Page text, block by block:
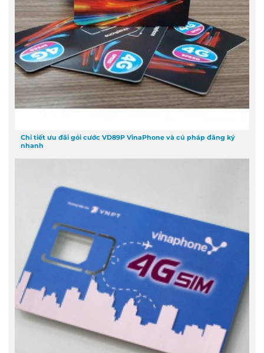
Chi tiết ưu đãi gói cước VD89P VinaPhone và cú pháp đăng ký
nhanh